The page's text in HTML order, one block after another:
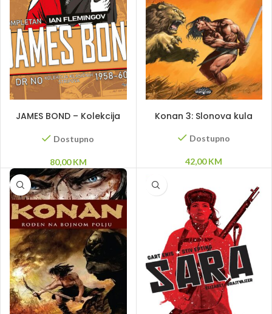
JAMES BOND – Kolekcija
Dostupno
80,00KM
Konan 3: Slonova kula
Dostupno
42,00KM